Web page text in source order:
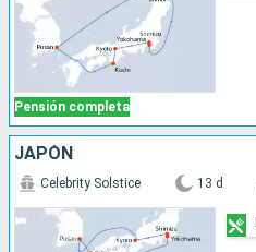
Pensión completa
JAPÓN
Celebrity Solstice 13 d